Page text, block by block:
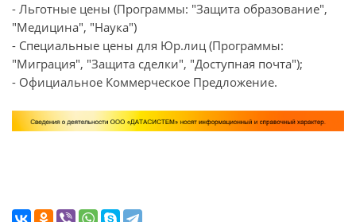
- Льготные цены (Программы: "Защита образование",
"Медицина", "Наука")
- Специальные цены для Юр.лиц (Программы:
"Миграция", "Защита сделки", "Доступная почта");
- Официальное Коммерческое Предложение.